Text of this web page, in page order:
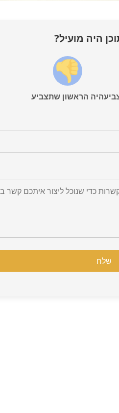
היה מועיל?
היה הראשון שתצביע